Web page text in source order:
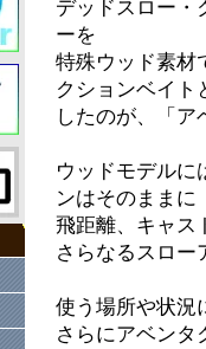
デッドスロー・
ーを
特殊ウッド素材
クションベイト
したのが、「ア
ウッドモデルに
ンはそのままに
飛距離、キャス
さらなるスロー
使う場所や状況
さらにアベンタ